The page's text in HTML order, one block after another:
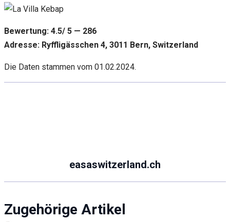
Bewertung: 4.5/ 5 — 286
Adresse: Ryffligässchen 4, 3011 Bern, Switzerland
Die Daten stammen vom 01.02.2024.
easaswitzerland.ch
Zugehörige Artikel